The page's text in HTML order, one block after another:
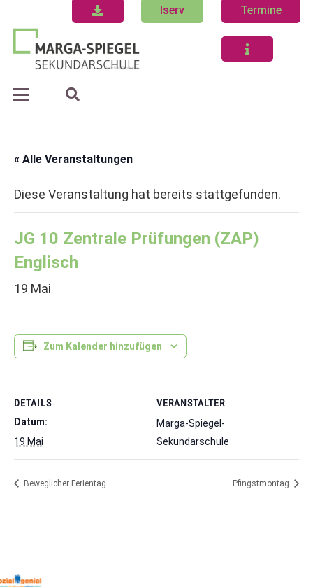
Iserv Termine
« Alle Veranstaltungen
Diese Veranstaltung hat bereits stattgefunden.
JG 10 Zentrale Prüfungen (ZAP)
Englisch
19 Mai
Zum Kalender hinzufügen
DETAILS
Datum:
19 Mai
VERANSTALTER
Marga-Spiegel-
Sekundarschule
Beweglicher Ferientag Pfingstmontag